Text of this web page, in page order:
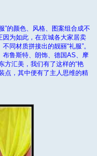
”的颜色、风格、图案组合成不
因为如此，在京城各大家居卖
同材质拼接出的靓丽“礼服”。
鲁斯特、朗饰、德国AS、摩
方汇美，我们有了这样的“艳
点，其中便有了主人思维的精